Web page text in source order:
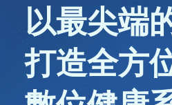
以最尖端
打造全方